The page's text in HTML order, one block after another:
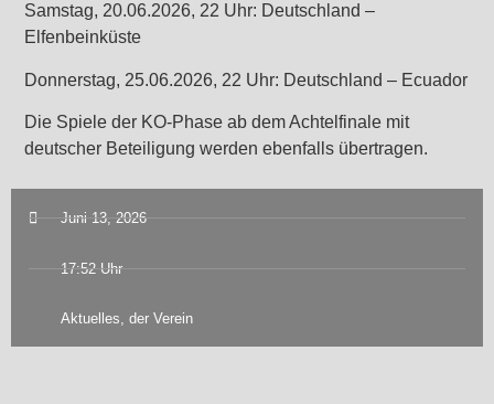
Juni 13, 2026
17:52 Uhr
Aktuelles, der Verein
Samstag, 20.06.2026, 22 Uhr: Deutschland –
Elfenbeinküste
Donnerstag, 25.06.2026, 22 Uhr: Deutschland – Ecuador
Die Spiele der KO-Phase ab dem Achtelfinale mit
deutscher Beteiligung werden ebenfalls übertragen.